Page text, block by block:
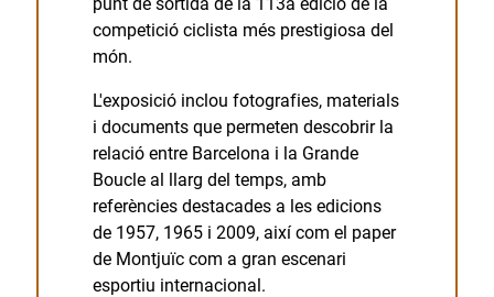
competició ciclista més prestigiosa del
món.
L'exposició inclou fotografies, materials
i documents que permeten descobrir la
relació entre Barcelona i la Grande
Boucle al llarg del temps, amb
referències destacades a les edicions
de 1957, 1965 i 2009, així com el paper
de Montjuïc com a gran escenari
esportiu internacional.